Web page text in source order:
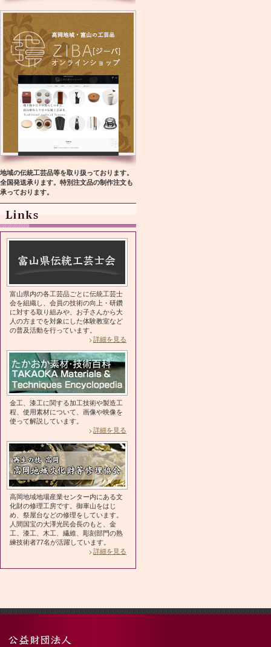
地域の伝統工芸品等を取り扱っております。
全国発送承ります。特別注文品の制作注文も
承っております。
富山県内の各工芸品ごとに伝統工芸士
会を組織し、会員の技術の向上・研鑽
に対する取り組みや、お子さんから大
人の方までを対象にした体験教室など
の普及活動を行っています。
詳細を見る
金工、漆工に関する加工技術や製造工
程、使用素材について、画像や映像を
使って解説しています。
詳細を見る
高岡地域地場産業センター内にある文
化財の修理工房です。御車山をはじ
め、祭屋台などの修理をしています。
人間国宝の大澤光民会長のもと、金
工、漆工、木工、繊維、彫刻部門の熟
練技術者77名が活躍しています。
詳細を見る